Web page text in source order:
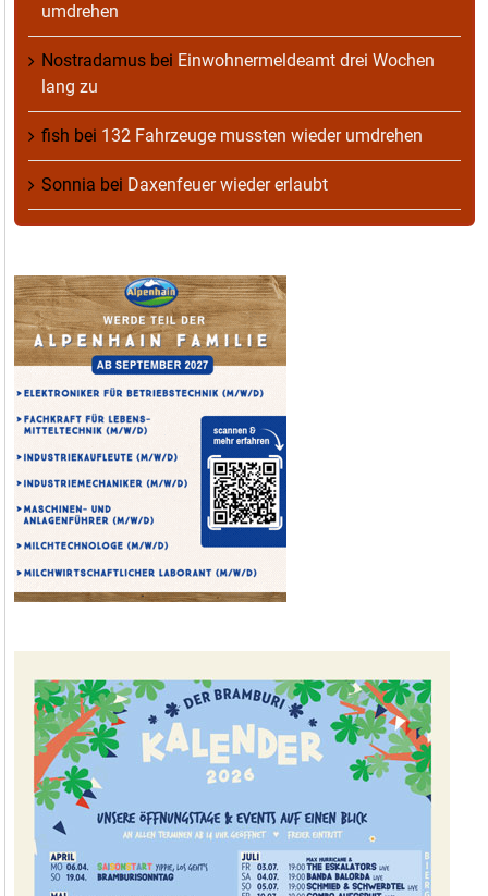
umdrehen
Nostradamus bei Einwohnermeldeamt drei Wochen
lang zu
fish bei 132 Fahrzeuge mussten wieder umdrehen
Sonnia bei Daxenfeuer wieder erlaubt